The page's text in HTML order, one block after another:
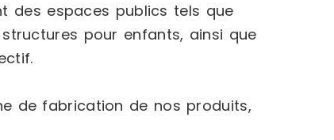
des espaces publics tels que
pour enfants, ainsi que
de fabrication de nos produits,